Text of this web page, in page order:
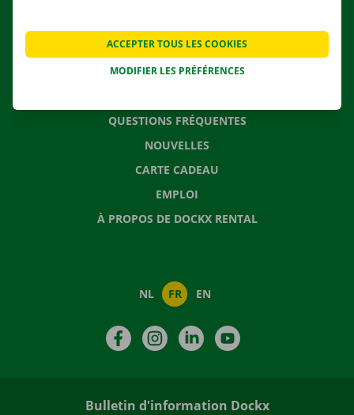
QUESTIONS FRÉQUENTES
NOUVELLES
CARTE CADEAU
EMPLOI
À PROPOS DE DOCKX RENTAL
NL FR EN
FacebookInstagramLinkedIn
Bulletin d'information Dockx
MODIFIER LES PRÉFÉRENCES
ACCEPTER TOUS LES COOKIES